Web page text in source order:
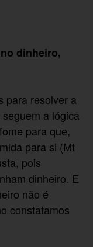
dinheiro,
para resolver a
a lógica
para que,
para si (Mt
pois
dinheiro. E
não é
constatamos